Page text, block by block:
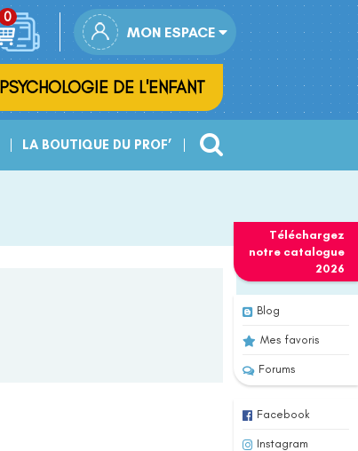
Téléchargez
notre catalogue
2026
Blog
Mes favoris
Forums
Facebook
Instagram
MON ESPACE
PSYCHOLOGIE DE L'ENFANT
LA BOUTIQUE DU PROF’